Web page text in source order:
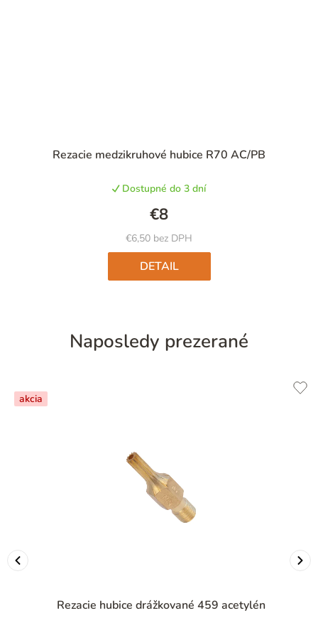
Rezacie medzikruhové hubice R70 AC/PB
Dostupné do 3 dní
€6,50 bez DPH
€8
DETAIL
Naposledy prezerané
akcia
Rezacie hubice drážkované 459 acetylén